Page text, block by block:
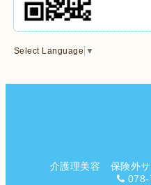
Select Language ▼
介護理美容 保険外